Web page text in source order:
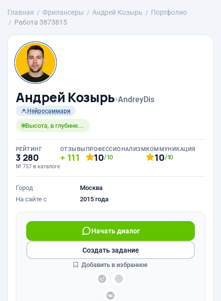
Главная Фрилансеры Андрей Козырь
Портфолио
Работа 3873815
Андрей Козырь›AndreyDis
Нейросаммари
Высота, в глубине...
РЕЙТИНГ
3 280
№ 757 в каталоге
ОТЗЫВЫ
111
ПРОФЕССИОНАЛИЗМ
10/10
КОММУНИКАЦИЯ
10/10
Город
Москва
На сайте с
2015 года
Начать диалог
Создать задание
Добавить в избранное